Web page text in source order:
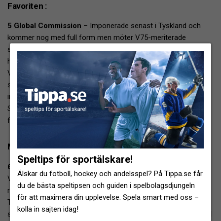
Favoriten :
5 Global Commission – Imponerade senast i Tyskland och
kommer nog med full form men möter V75-meriterade
svenska hästar nu och när det kommer till sådant motstånd så
har man inga direkta framgångar. Nu är det inte ett renodlat
V75-lopp man går ut i men har inte hittills visat någon
startsnabbhet bakom bilen och riskerar få göra jobbet här om
inte Johan skulle bli släppt till front då. Untersteiner upp mot
Sjunnesson är klar förstärkning men en favorit jag gärna
försöker fälla med dessa förutsättningar trots distansplus.
Motbuden :
6 Hugo Boss Shadow
V75-lopp men fick aldrig riktigt chansen. Har annars gjort det
riktigt bra i den klassen trots att segrarna uteblivit på slutet.
Tycker man matchat honom smart och känns redo för en
svettig prestation nu. Hoppas att Stefan är offensiv för i så fall
Speltips för sportälskare!
Älskar du fotboll, hockey och andelsspel? På Tippa.se får
du de bästa speltipsen och guiden i spelbolagsdjungeln
för att maximera din upplevelse. Spela smart med oss –
kolla in sajten idag!